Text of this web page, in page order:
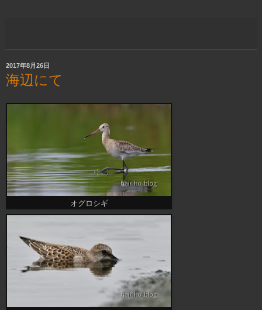
2017年8月26日
海辺にて
オグロシギ